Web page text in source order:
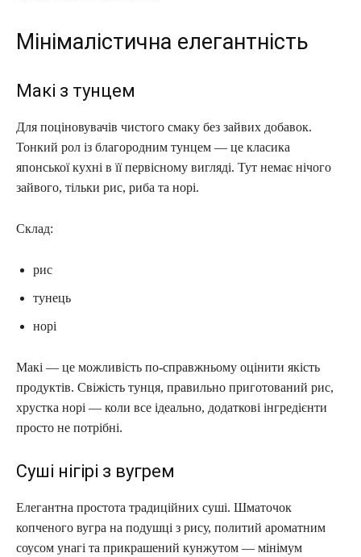
Мінімалістична елегантність
Макі з тунцем
Для поціновувачів чистого смаку без зайвих добавок.
Тонкий рол із благородним тунцем — це класика
японської кухні в її первісному вигляді. Тут немає нічого
зайвого, тільки рис, риба та норі.
Склад:
рис
тунець
норі
Макі — це можливість по-справжньому оцінити якість
продуктів. Свіжість тунця, правильно приготований рис,
хрустка норі — коли все ідеально, додаткові інгредієнти
просто не потрібні.
Суші нігірі з вугрем
Елегантна простота традиційних суші. Шматочок
копченого вугра на подушці з рису, политий ароматним
соусом унагі та прикрашений кунжутом — мінімум